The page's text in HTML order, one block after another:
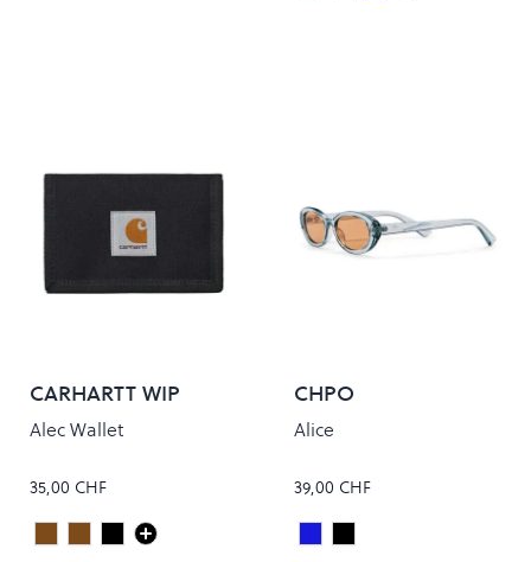
CARHARTT WIP
Alec Wallet
35,00 CHF
Colour
PeanutHamilton Brown
Black
CHPO
Alice
39,00 CHF
Colour
Light Blue
SHINY BLACK